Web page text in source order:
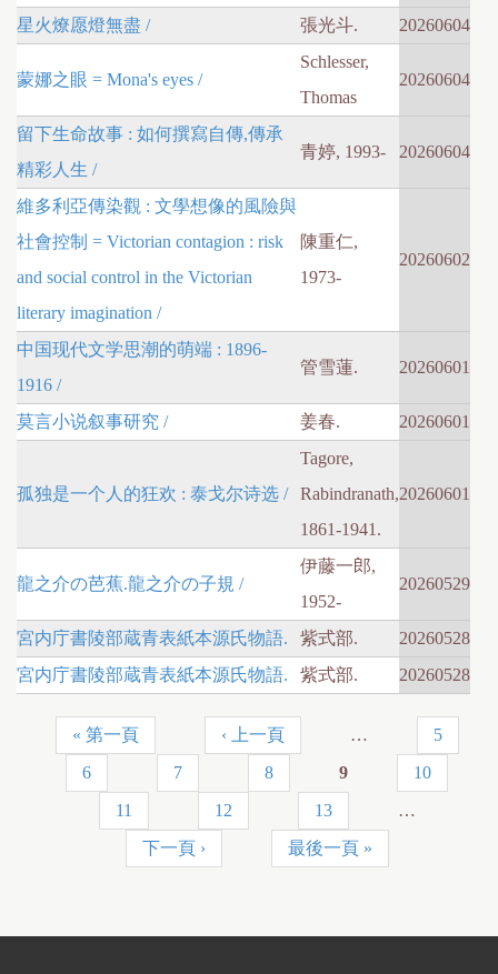
星火燎愿燈無盡 / 張光斗. 20260604
蒙娜之眼 = Mona's eyes /
Schlesser,
Thomas
20260604
留下生命故事 : 如何撰寫自傳,傳承
精彩人生 /
青婷, 1993- 20260604
維多利亞傳染觀 : 文學想像的風險與
社會控制 = Victorian contagion : risk
and social control in the Victorian
literary imagination /
陳重仁,
1973-
20260602
中国现代文学思潮的萌端 : 1896-
1916 /
管雪蓮. 20260601
莫言小说叙事研究 / 姜春. 20260601
孤独是一个人的狂欢 : 泰戈尔诗选 /
Tagore,
Rabindranath,
1861-1941.
20260601
龍之介の芭蕉.龍之介の子規 /
伊藤一郎,
1952-
20260529
宮内庁書陵部蔵青表紙本源氏物語. 紫式部.
20260528
宮内庁書陵部蔵青表紙本源氏物語.
紫式部. 20260528
« 第一頁 ‹ 上一頁 …
5
6
7 8 9
10
11
12 13
…
下一頁 ›
最後一頁 »